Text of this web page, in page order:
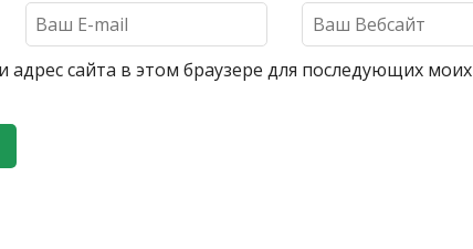
адрес сайта в этом браузере для последующих моих